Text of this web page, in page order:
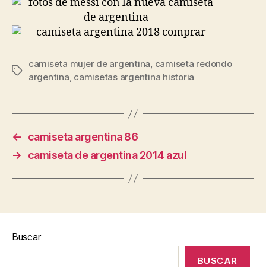
Etiquetas
camiseta mujer de argentina, camiseta redondo
argentina, camisetas argentina historia
←
camiseta argentina 86
→
camiseta de argentina 2014 azul
Buscar
BUSCAR